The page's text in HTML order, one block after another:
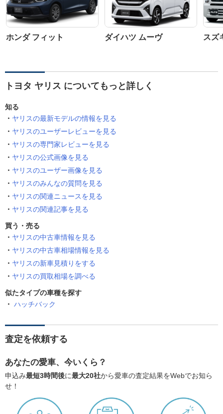
ホンダ フィット ダイハツ ムーヴ スズ
トヨタ ヤリス についてもっと詳しく
知る
ヤリスの最新モデルの情報を見る
ヤリスのユーザーレビューを見る
ヤリスの専門家レビューを見る
ヤリスの公式画像を見る
ヤリスのユーザー画像を見る
ヤリスのみんなの質問を見る
ヤリスの関連ニュースを見る
ヤリスの関連記事を見る
買う・売る
ヤリスの中古車情報を見る
ヤリスの中古車相場情報を見る
ヤリスの新車見積りをする
ヤリスの買取相場を調べる
似たタイプの車種を探す
ハッチバック
査定を依頼する
あなたの愛車、今いくら？
申込み最短3時間後に最大20社から愛車の査定結果をWebでお知ら
せ！